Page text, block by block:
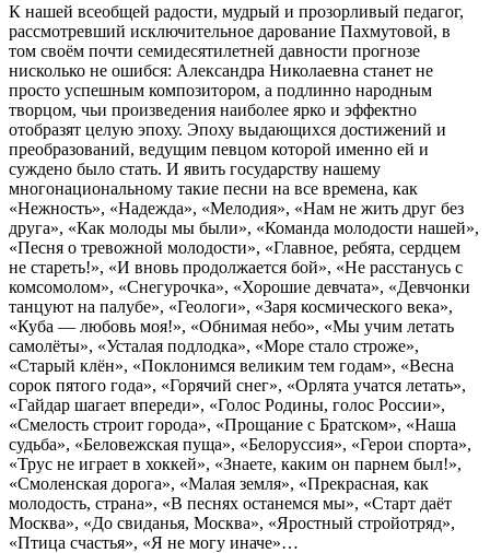
К нашей всеобщей радости, мудрый и прозорливый педагог,
рассмотревший исключительное дарование Пахмутовой, в
том своём почти семидесятилетней давности прогнозе
нисколько не ошибся: Александра Николаевна станет не
просто успешным композитором, а подлинно народным
творцом, чьи произведения наиболее ярко и эффектно
отобразят целую эпоху. Эпоху выдающихся достижений и
преобразований, ведущим певцом которой именно ей и
суждено было стать. И явить государству нашему
многонациональному такие песни на все времена, как
«Нежность», «Надежда», «Мелодия», «Нам не жить друг без
друга», «Как молоды мы были», «Команда молодости нашей»,
«Песня о тревожной молодости», «Главное, ребята, сердцем
не стареть!», «И вновь продолжается бой», «Не расстанусь с
комсомолом», «Снегурочка», «Хорошие девчата», «Девчонки
танцуют на палубе», «Геологи», «Заря космического века»,
«Куба — любовь моя!», «Обнимая небо», «Мы учим летать
самолёты», «Усталая подлодка», «Море стало строже»,
«Старый клён», «Поклонимся великим тем годам», «Весна
сорок пятого года», «Горячий снег», «Орлята учатся летать»,
«Гайдар шагает впереди», «Голос Родины, голос России»,
«Смелость строит города», «Прощание с Братском», «Наша
судьба», «Беловежская пуща», «Белоруссия», «Герои спорта»,
«Трус не играет в хоккей», «Знаете, каким он парнем был!»,
«Смоленская дорога», «Малая земля», «Прекрасная, как
молодость, страна», «В песнях останемся мы», «Старт даёт
Москва», «До свиданья, Москва», «Яростный стройотряд»,
«Птица счастья», «Я не могу иначе»…